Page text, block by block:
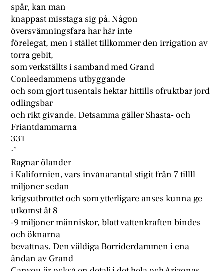
spår, kan man
knappast misstaga sig på. Någon
översvämningsfara har här inte
förelegat, men i stället tillkommer den irrigation av
torra gebit,
som verkställts i samband med Grand
Conleedammens utbyggande
och som gjort tusentals hektar hittills ofruktbar jord
odlingsbar
och rikt givande. Detsamma gäller Shasta- och
Friantdammarna
331
·’
Ragnar ölander
i Kalifornien, vars invånarantal stigit från 7 tillll
miljoner sedan
krigsutbrottet och som ytterligare anses kunna ge
utkomst åt 8
-9 miljoner människor, blott vattenkraften bindes
och öknarna
bevattnas. Den väldiga Borriderdammen i ena
ändan av Grand